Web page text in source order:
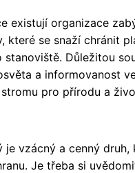
existují organizace
které se snaží chránit
stanoviště. Důležitou
a informovanost
pro přírodu a
je vzácný a cenný druh,
Je třeba si